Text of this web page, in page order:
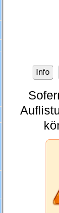
Info